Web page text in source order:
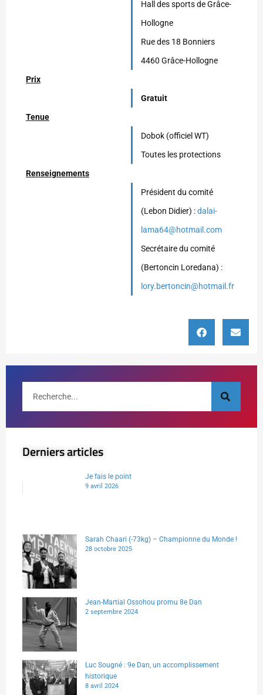
Hall des sports de Grâce-
Hollogne
Rue des 18 Bonniers
4460 Grâce-Hollogne
Prix
Gratuit
Tenue
Dobok (officiel WT)
Toutes les protections
Renseignements
Président du comité
(Lebon Didier) :dalai-
lama64@hotmail.com
Secrétaire du comité
(Bertoncin Loredana) :
lory.bertoncin@hotmail.fr
Derniers articles
Je fais le point
9 avril 2026
Sarah Chaari (-73kg) – Championne du Monde !
28 octobre 2025
Jean-Martial Ossohou promu 8e Dan
2 septembre 2024
Luc Sougné : 9e Dan, un accomplissement
historique
8 avril 2024